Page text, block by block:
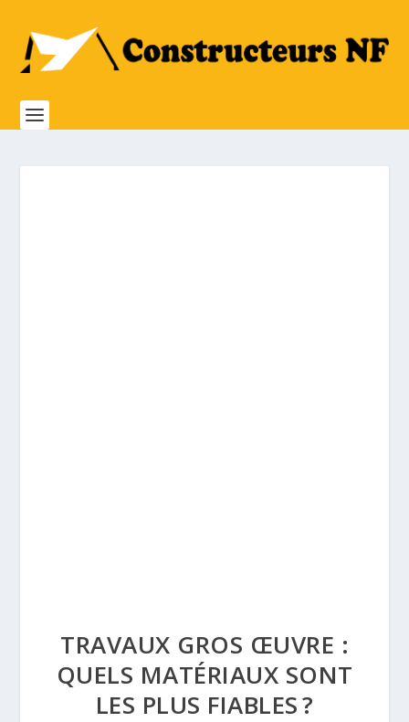
TRAVAUX GROS ŒUVRE :
QUELS MATÉRIAUX SONT
LES PLUS FIABLES ?